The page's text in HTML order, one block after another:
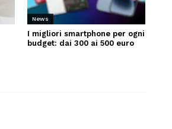
News
I migliori smartphone per ogni
budget: dai 300 ai 500 euro